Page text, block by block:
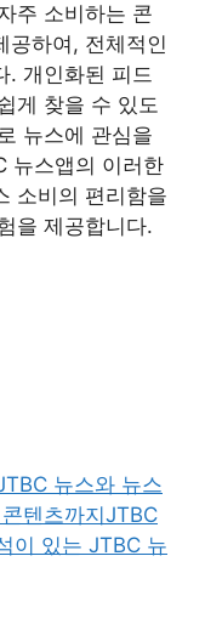
주 소비하는 콘
공하여, 전체적인
. 개인화된 피드
게 찾을 수 있도
뉴스에 관심을
뉴스앱의 이러한
소비의 편리함을
을 제공합니다.
뉴스와 뉴스
텐츠까지JTBC
이 있는 JTBC 뉴